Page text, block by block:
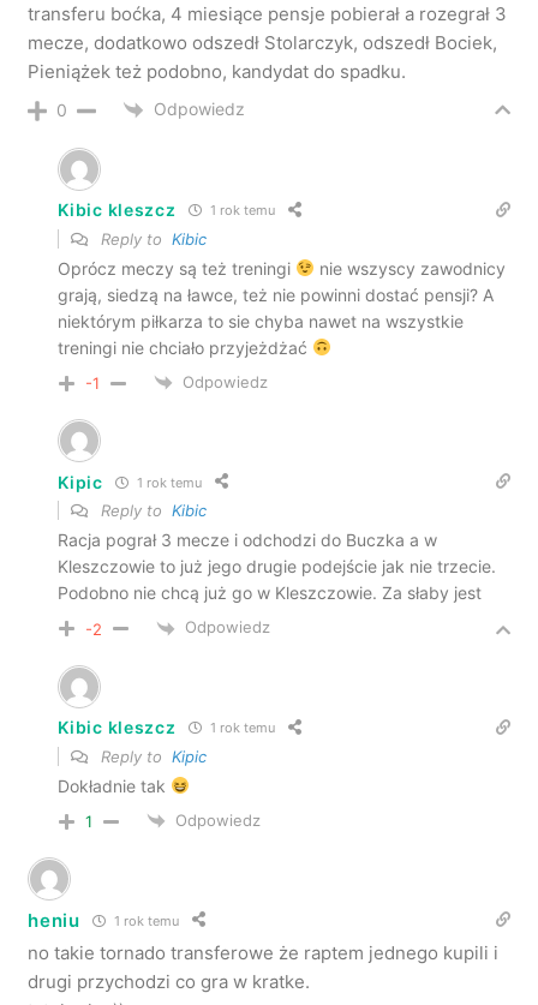
transferu boćka, 4 miesiące pensje pobierał a rozegrał 3
mecze, dodatkowo odszedł Stolarczyk, odszedł Bociek,
Pieniążek też podobno, kandydat do spadku.
0 Odpowiedz
Kibic kleszcz 1 rok temu
Reply toKibic
Oprócz meczy są też treningi
nie wszyscy zawodnicy
grają, siedzą na ławce, też nie powinni dostać pensji? A
niektórym piłkarza to sie chyba nawet na wszystkie
treningi nie chciało przyjeżdżać
-1 Odpowiedz
Kipic 1 rok temu
Reply toKibic
Racja pograł 3 mecze i odchodzi do Buczka a w
Kleszczowie to już jego drugie podejście jak nie trzecie.
Podobno nie chcą już go w Kleszczowie. Za słaby jest
-2 Odpowiedz
Kibic kleszcz 1 rok temu
Reply toKipic
Dokładnie tak
1 Odpowiedz
heniu 1 rok temu
no takie tornado transferowe że raptem jednego kupili i
drugi przychodzi co gra w kratke.